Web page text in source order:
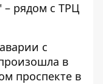
– рядом с ТРЦ
аварии с
в
проспекте в